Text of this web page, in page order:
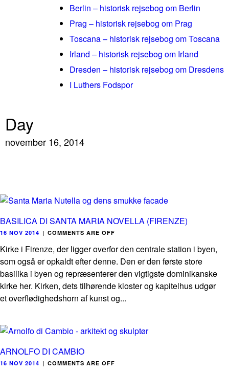
Berlin – historisk rejsebog om Berlin
Prag – historisk rejsebog om Prag
Toscana – historisk rejsebog om Toscana
Irland – historisk rejsebog om Irland
Dresden – historisk rejsebog om Dresdens
I Luthers Fodspor
Day
november 16, 2014
BASILICA DI SANTA MARIA NOVELLA (FIRENZE)
16 NOV 2014 | COMMENTS ARE OFF
Kirke i Firenze, der ligger overfor den centrale station i byen,
som også er opkaldt efter denne. Den er den første store
basilika i byen og repræsenterer den vigtigste dominikanske
kirke her. Kirken, dets tilhørende kloster og kapitelhus udgør
et overflødighedshorn af kunst og...
ARNOLFO DI CAMBIO
16 NOV 2014 | COMMENTS ARE OFF